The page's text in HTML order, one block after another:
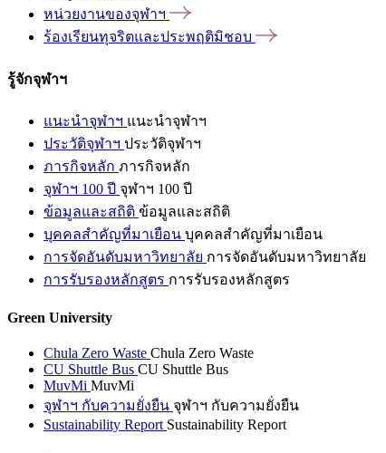
หน่วยงานของจุฬาฯ
ร้องเรียนทุจริตและประพฤติมิชอบ
รู้จักจุฬาฯ
แนะนำจุฬาฯ แนะนำจุฬาฯ
ประวัติจุฬาฯ ประวัติจุฬาฯ
ภารกิจหลัก ภารกิจหลัก
จุฬาฯ 100 ปี จุฬาฯ 100 ปี
ข้อมูลและสถิติ ข้อมูลและสถิติ
บุคคลสำคัญที่มาเยือน บุคคลสำคัญที่มาเยือน
การจัดอันดับมหาวิทยาลัย การจัดอันดับมหาวิทยาลัย
การรับรองหลักสูตร การรับรองหลักสูตร
Green University
Chula Zero Waste Chula Zero Waste
CU Shuttle Bus CU Shuttle Bus
MuvMi MuvMi
จุฬาฯ กับความยั่งยืน จุฬาฯ กับความยั่งยืน
Sustainability Report Sustainability Report